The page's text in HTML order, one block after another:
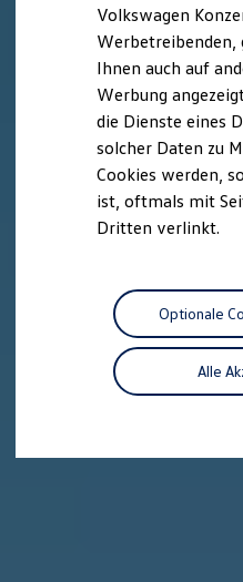
Förderung &
Autonomes Fahren
Mehr zum ID. Buzz
California Welt
California Club
California Magazin
California Reisen &
California App
California Lifestyle
Übernachten im
Unternehmen
Karriere im
Volkswagen
Werbetreibenden,
Ihnen auch auf
Werbung
die Dienste eines
solcher Daten zu
Cookies werden,
ist, oftmals mit
Dritten verlinkt.
Alle
Optionale